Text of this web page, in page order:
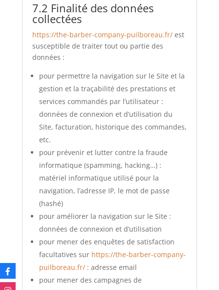
7.2 Finalité des données
collectées
https://the-barber-company-puilboreau.fr/est
susceptible de traiter tout ou partie des
données :
pour permettre la navigation sur le Site et la
gestion et la traçabilité des prestations et
services commandés par l’utilisateur :
données de connexion et d’utilisation du
Site, facturation, historique des commandes,
etc.
pour prévenir et lutter contre la fraude
informatique (spamming, hacking…) :
matériel informatique utilisé pour la
navigation, l’adresse IP, le mot de passe
(hashé)
pour améliorer la navigation sur le Site :
données de connexion et d’utilisation
pour mener des enquêtes de satisfaction
facultatives sur https://the-barber-company-
puilboreau.fr/: adresse email
pour mener des campagnes de